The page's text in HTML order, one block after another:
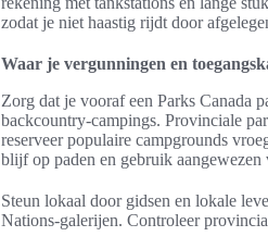
zodat je niet haastig rijdt door
Waar je vergunningen en
Zorg dat je vooraf een Parks Canada
backcountry-campings. Provinciale
reserveer populaire campgrounds
blijf op paden en gebruik aangewezen
Steun lokaal door gidsen en lokale
Nations-galerijen. Controleer